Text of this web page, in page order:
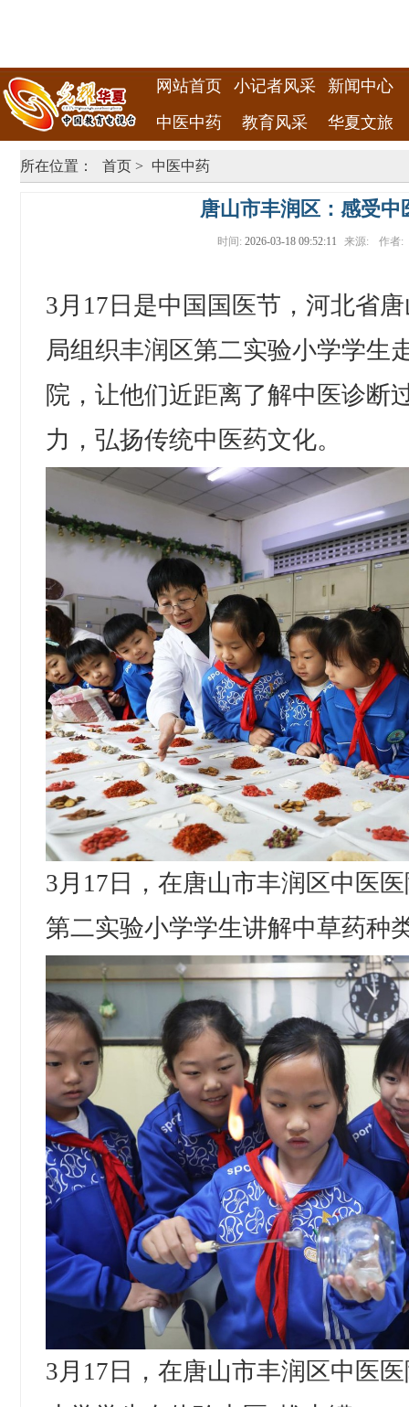
网站首页 小记者风采
新闻中心
中医中药
教育风采 华夏文旅
所在位置： 首页 > 中医中药
唐山市丰润区：感受中
时间: 2026-03-18 09:52:11 来源: 作者:
3月17日是中国国医节，河北省
局组织丰润区第二实验小学学生
院，让他们近距离了解中医诊断
力，弘扬传统中医药文化。
3月17日，在唐山市丰润区中医
第二实验小学学生讲解中草药种
3月17日，在唐山市丰润区中医